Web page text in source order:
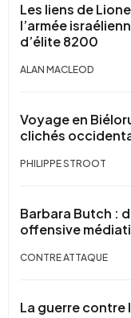
Les liens de
l’armée
d’élite 8200
ALAN MACLEOD
Voyage en
clichés
PHILIPPE STROOT
Barbara Butch :
offensive
CONTRE ATTAQUE
La guerre contre